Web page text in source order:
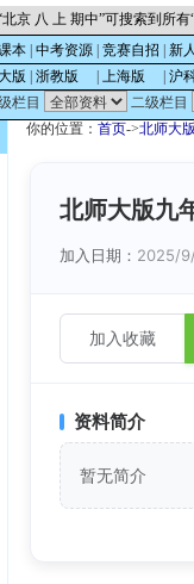
京 八 上 期中”可搜索到所
本 中考资源 竞赛自招
新
版 浙教版 上海版 沪
栏目
二级栏目
你的位置： 首页->北师大
北师大版九
加入日期： 2025/
加入收藏
资料简介
暂无简介